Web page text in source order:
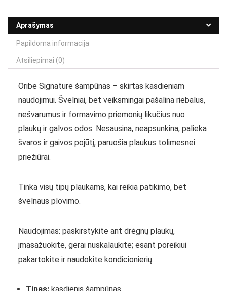
Aprašymas
Papildoma informacija
Atsiliepimai (0)
Oribe Signature šampūnas – skirtas kasdieniam
naudojimui. Švelniai, bet veiksmingai pašalina riebalus,
nešvarumus ir formavimo priemonių likučius nuo
plaukų ir galvos odos. Nesausina, neapsunkina, palieka
švaros ir gaivos pojūtį, paruošia plaukus tolimesnei
priežiūrai.
Tinka visų tipų plaukams, kai reikia patikimo, bet
švelnaus plovimo.
Naudojimas: paskirstykite ant drėgnų plaukų,
įmasažuokite, gerai nuskalaukite; esant poreikiui
pakartokite ir naudokite kondicionierių.